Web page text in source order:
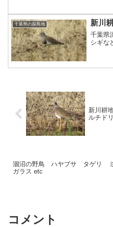
千葉県の探鳥地 新川
千葉県
シギな
新川耕
ルチド
涸沼の野鳥 ハヤブサ タゲリ
ガラス etc
コメント